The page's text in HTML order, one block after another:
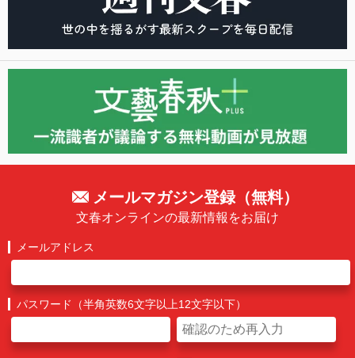
メールマガジン登録（無料）
文春オンラインの最新情報をお届け
メールアドレス
パスワード（半角英数6文字以上12文字以下）